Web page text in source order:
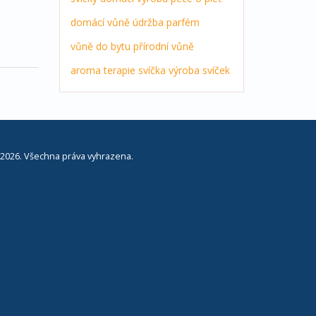
domácí vůně údržba parfém
vůně do bytu přírodní vůně
aroma terapie svíčka výroba svíček
Všechna práva vyhrazena.